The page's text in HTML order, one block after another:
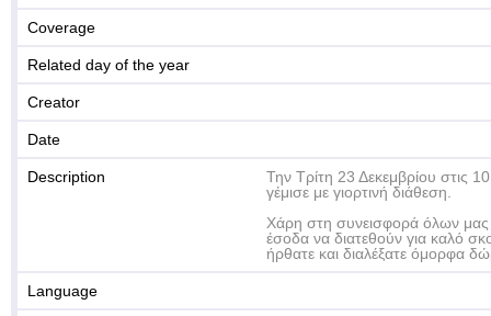
Coverage
Related day of the year
Creator
Date
Description
Την Τρίτη 23 Δεκεμβρίου στις
γέμισε με γιορτινή διάθεση.
Χάρη στη συνεισφορά όλων μας
έσοδα να διατεθούν για καλό
ήρθατε και διαλέξατε όμορφα
Language